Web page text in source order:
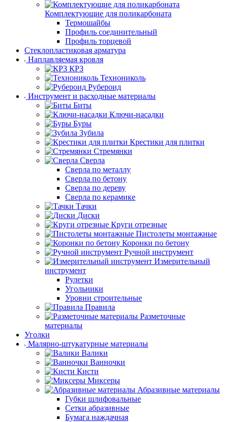
Комплектующие для поликарбоната
Термошайбы
Профиль соединительный
Профиль торцевой
Стеклопластиковая арматура
Наплавляемая кровля
КРЗ
Технониколь
Рубероид
Инструмент и расходные материалы
Биты
Ключи-насадки
Буры
Зубила
Крестики для плитки
Стремянки
Сверла
Сверла по металлу
Сверла по бетону
Сверла по дереву
Сверла по керамике
Тачки
Диски
Круги отрезные
Пистолеты монтажные
Коронки по бетону
Ручной инструмент
Измерительный
инструмент
Рулетки
Угольники
Уровни строительные
Правила
Разметочные
материалы
Уголки
Малярно-штукатурные материалы
Валики
Ванночки
Кисти
Миксеры
Абразивные материалы
Губки шлифовальные
Сетки абразивные
Бумага наждачная